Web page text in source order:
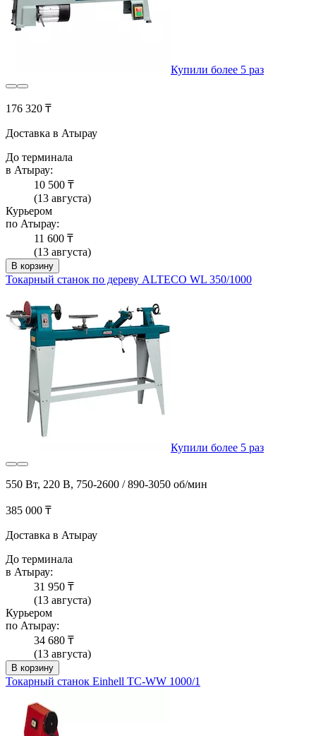
Купили более 5 раз
176 320 ₸
Доставка в Атырау
До терминала
в Атырау:
10 500 ₸
(13 августа)
Курьером
по Атырау:
11 600 ₸
(13 августа)
В корзину
Токарный станок по дереву ALTECO WL 350/1000
Купили более 5 раз
550 Вт, 220 В, 750-2600 / 890-3050 об/мин
385 000 ₸
Доставка в Атырау
До терминала
в Атырау:
31 950 ₸
(13 августа)
Курьером
по Атырау:
34 680 ₸
(13 августа)
В корзину
Токарный станок Einhell TC-WW 1000/1